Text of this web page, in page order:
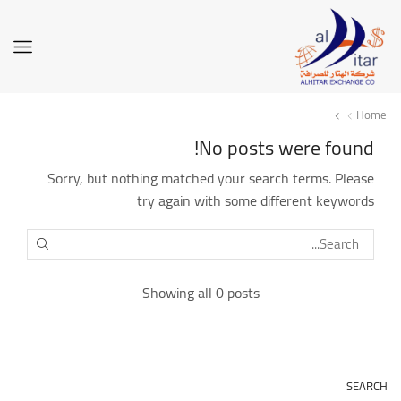
Home
No posts were found!
Sorry, but nothing matched your search terms. Please
try again with some different keywords
SEARCH
Showing all 0 posts
SEARCH